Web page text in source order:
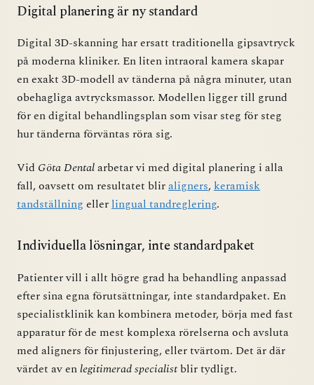
Digital planering är ny standard
Digital 3D-skanning har ersatt traditionella gipsavtryck
på moderna kliniker. En liten intraoral kamera skapar
en exakt 3D-modell av tänderna på några minuter, utan
obehagliga avtrycksmassor. Modellen ligger till grund
för en digital behandlingsplan som visar steg för steg
hur tänderna förväntas röra sig.
Vid Göta Dentalarbetar vi med digital planering i alla
fall, oavsett om resultatet bliraligners,keramisk
tandställning ellerlingual tandreglering.
Individuella lösningar, inte standardpaket
Patienter vill i allt högre grad ha behandling anpassad
efter sina egna förutsättningar, inte standardpaket. En
specialistklinik kan kombinera metoder, börja med fast
apparatur för de mest komplexa rörelserna och avsluta
med aligners för finjustering, eller tvärtom. Det är där
värdet av enlegitimerad specialistblir tydligt.